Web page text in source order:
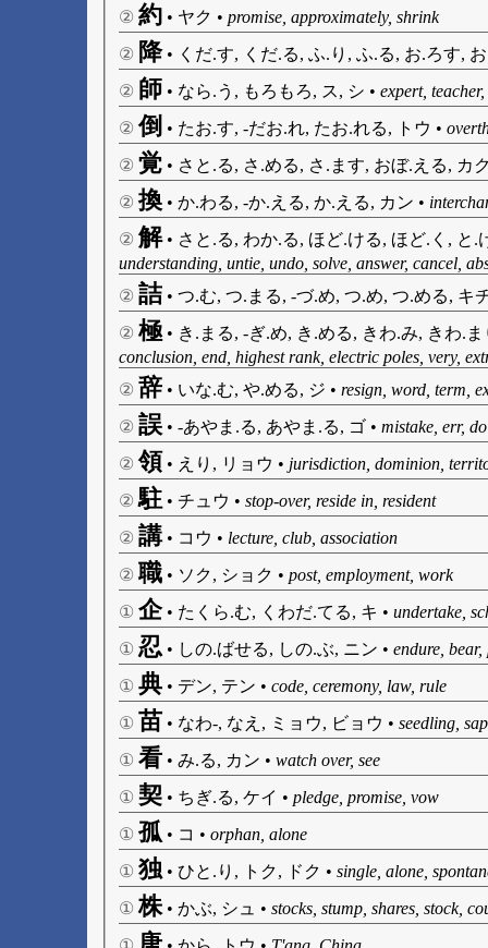
② 約 • ヤク • promise, approximately, shrink
② 降• くだ.す, くだ.る, ふ.り, ふ.る, お.ろす,
② 師 • なら.う, もろもろ, ス, シ • expert,
② 倒 • たお.す, -だお.れ, たお.れる, トウ •
② 覚 • さと.る, さ.める, さ.ます, おぼ.える, カ
② 換 • か.わる, -か.える, か.える, カン •
② 解• さと.る, わか.る, ほど.ける, ほど.く, と.
understanding, untie, undo, solve, answer, cancel,
② 詰 • つ.む, つ.まる, -づ.め, つ.め, つ.める, キ
② 極• き.まる, -ぎ.め, き.める, きわ.み, きわ.
conclusion, end, highest rank, electric poles, very,
② 辞 • いな.む, や.める, ジ • resign, word, term,
② 誤 • -あやま.る, あやま.る, ゴ • mistake, err,
② 領 • えり, リョウ • jurisdiction, dominion,
② 駐 • チュウ • stop-over, reside in, resident
② 講• コウ • lecture, club, association
② 職 • ソク, ショク • post, employment, work
① 企• たくら.む, くわだ.てる, キ • undertake,
① 忍 • しの.ばせる, しの.ぶ, ニン • endure,
① 典 • デン, テン • code, ceremony, law, rule
① 苗 • なわ-, なえ, ミョウ, ビョウ • seedling,
① 看 • み.る, カン • watch over, see
① 契 • ちぎ.る, ケイ • pledge, promise, vow
① 孤 • コ • orphan, alone
① 独 • ひと.り, トク, ドク • single, alone,
① 株• かぶ, シュ • stocks, stump, shares, stock,